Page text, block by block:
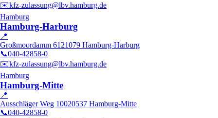
✉️kfz-zulassung@lbv.hamburg.de
Hamburg
Hamburg-Harburg
📍
Großmoordamm 61 21079 Hamburg-Harburg
📞040-42858-0
✉️kfz-zulassung@lbv.hamburg.de
Hamburg
Hamburg-Mitte
📍
Ausschläger Weg 10020537 Hamburg-Mitte
📞040-42858-0